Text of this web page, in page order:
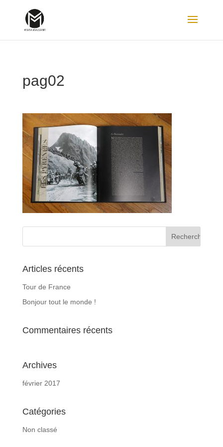
pag02
Articles récents
Tour de France
Bonjour tout le monde !
Commentaires récents
Archives
février 2017
Catégories
Non classé